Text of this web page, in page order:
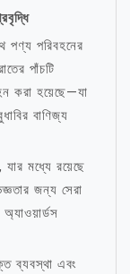
পণ্য পরিবহনের
পাঁচটি
করা হয়েছে—যা
বাণিজ্য
মধ্যে রয়েছে
জন্য সেরা
ব্যবস্থা এবং